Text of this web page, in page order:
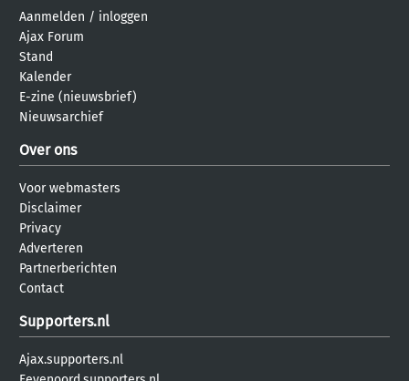
Aanmelden / inloggen
Ajax Forum
Stand
Kalender
E-zine (nieuwsbrief)
Nieuwsarchief
Over ons
Voor webmasters
Disclaimer
Privacy
Adverteren
Partnerberichten
Contact
Supporters.nl
Ajax.supporters.nl